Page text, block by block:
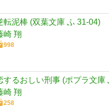
転泥棒 (双葉文庫 ふ 31-04)
崎 翔
998
するおしい刑事 (ポプラ文庫
崎 翔
258